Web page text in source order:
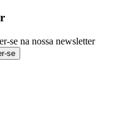
se na nossa newsletter
se